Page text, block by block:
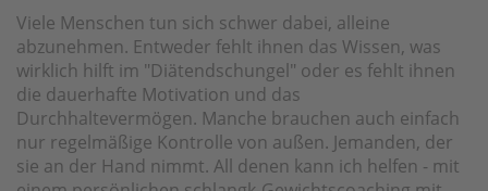
Viele Menschen tun sich schwer dabei, alleine
abzunehmen. Entweder fehlt ihnen das Wissen, was
wirklich hilft im "Diätendschungel" oder es fehlt ihnen
die dauerhafte Motivation und das
Durchhaltevermögen. Manche brauchen auch einfach
nur regelmäßige Kontrolle von außen. Jemanden, der
sie an der Hand nimmt. All denen kann ich helfen - mit